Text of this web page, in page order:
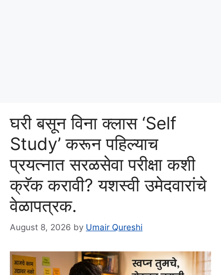
घरी बसून विना क्लास ‘Self
Study’ करून पहिल्याच
प्रयत्नात सरळसेवा परीक्षा कशी
क्रॅक करावी? यशस्वी उमेदवारांचे
वेळापत्रक.
August 8, 2026 by Umair Qureshi